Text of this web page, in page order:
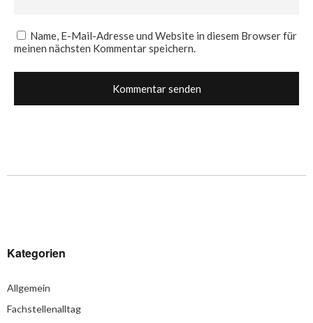
Name, E-Mail-Adresse und Website in diesem Browser für
meinen nächsten Kommentar speichern.
Kategorien
Allgemein
Fachstellenalltag